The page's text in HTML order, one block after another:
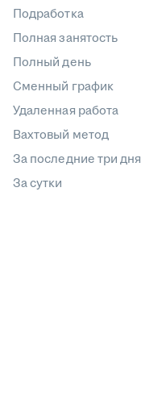
Подработка
Полная занятость
Полный день
Сменный график
Удаленная работа
Вахтовый метод
За последние три дня
За сутки